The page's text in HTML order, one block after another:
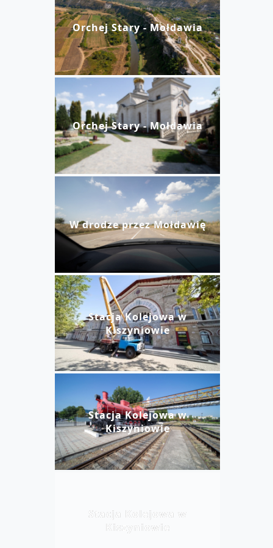
Orchej Stary - Mołdawia
Orchej Stary - Mołdawia
W drodze przez Mołdawię
Stacja Kolejowa w
Kiszyniowie
Stacja Kolejowa w
Kiszyniowie
Stacja Kolejowa w
Kiszyniowie